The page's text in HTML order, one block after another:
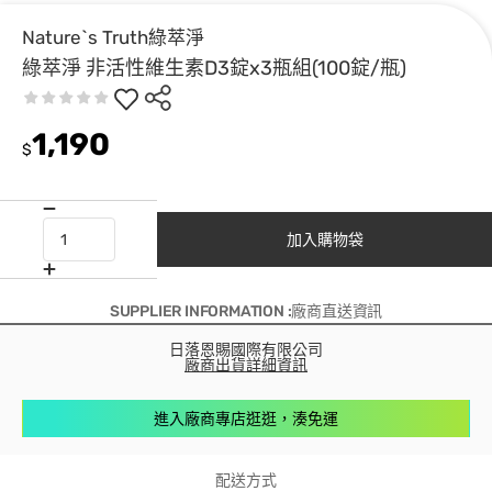
Nature`s Truth綠萃淨
綠萃淨 非活性維生素D3錠x3瓶組(100錠/瓶)
$1,190
加入購物袋
SUPPLIER INFORMATION :廠商直送資訊
日落恩賜國際有限公司
廠商出貨詳細資訊
進入廠商專店逛逛，湊免運
配送方式